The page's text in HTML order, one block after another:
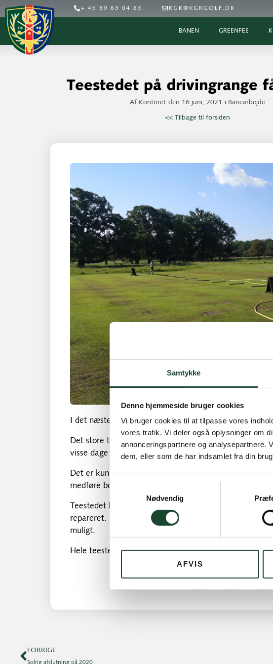
Samtykke
Denne hjemmeside bruger cookies
Vi bruger cookies til at tilpasse vores
vores trafik. Vi deler også oplysninger om
annonceringspartnere og analysepartnere.
dem, eller som de har indsamlet fra din
Samtykkevalg
Nødvendig
AFVIS
+ 45 39 63 04 83 KGK@KGKGOLF.DK
BANEN GREENFEE
Teestedet på drivingrange
Af Kontoret den 16 juni, 2021 i Banearbejde
<< Tilbage til forsiden
I det næste stykke tid vil der være færre båser på
Det store teested er blevet for slidt, så
visse dage vil dividers rykkes ud og frem foran
Det er kun tilladt, at anvende teestedet indenfor de
medføre bortvisning fra træningsarealet.
Teestedet har i dag onsdag fået en ekstra kærlig hånd
repareret. Efterfølgende vil vi gøde og vande ekstra
muligt.
Hele teestedet renoveres i 3. kvartal i år.
FORRIGE
Solrig afslutning på 2020